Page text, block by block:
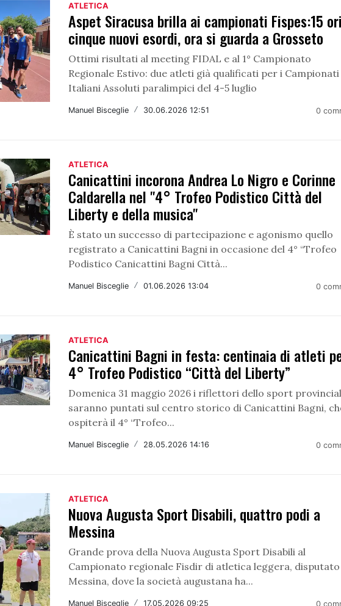
ATLETICA
Aspet Siracusa brilla ai campionati Fispes:15
cinque nuovi esordi, ora si guarda a Grosseto
Ottimi risultati al meeting FIDAL e al 1° Campionato
Regionale Estivo: due atleti già qualificati per i Campionati
Italiani Assoluti paralimpici del 4-5 luglio
Manuel Bisceglie / 30.06.2026 12:51 0
ATLETICA
Canicattini incorona Andrea Lo Nigro e Corinne
Caldarella nel "4° Trofeo Podistico Città del
Liberty e della musica"
È stato un successo di partecipazione e agonismo quello
registrato a Canicattini Bagni in occasione del 4° “Trofeo
Podistico Canicattini Bagni Città...
Manuel Bisceglie / 01.06.2026 13:04 0
ATLETICA
Canicattini Bagni in festa: centinaia di atleti
4° Trofeo Podistico “Città del Liberty”
Domenica 31 maggio 2026 i riflettori dello sport
saranno puntati sul centro storico di Canicattini Bagni,
ospiterà il 4° “Trofeo...
Manuel Bisceglie / 28.05.2026 14:16 0
ATLETICA
Nuova Augusta Sport Disabili, quattro podi a
Messina
Grande prova della Nuova Augusta Sport Disabili al
Campionato regionale Fisdir di atletica leggera, disputato
Messina, dove la società augustana ha...
Manuel Bisceglie / 17.05.2026 09:25 0